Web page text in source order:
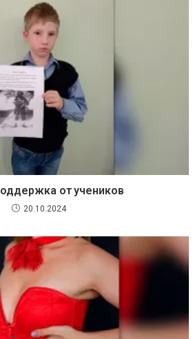
от учеников
20.10.2024